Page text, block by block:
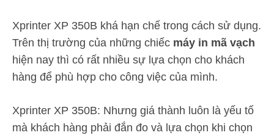
Xprinter XP 350B khá hạn chế trong cách sử dụng.
Trên thị trường của những chiếc máy in mã vạch
hiện nay thì có rất nhiều sự lựa chọn cho khách
hàng để phù hợp cho công việc của mình.
Xprinter XP 350B: Nhưng giá thành luôn là yếu tố
mà khách hàng phải đắn đo và lựa chọn khi chọn